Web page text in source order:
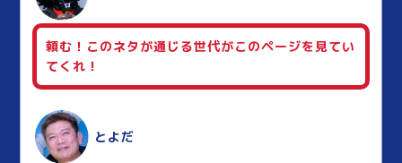
頼む！このネタが通じる世代がこのページを見てい
てくれ！
とよだ